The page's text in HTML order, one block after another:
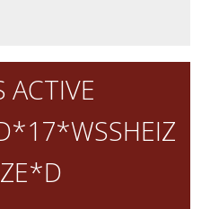
ACTIVE